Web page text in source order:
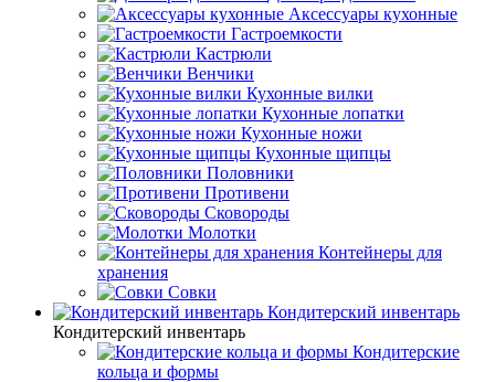
Аксессуары кухонные
Гастроемкости
Кастрюли
Венчики
Кухонные вилки
Кухонные лопатки
Кухонные ножи
Кухонные щипцы
Половники
Противени
Сковороды
Молотки
Контейнеры для
хранения
Совки
Кондитерский инвентарь
Кондитерский инвентарь
Кондитерские
кольца и формы